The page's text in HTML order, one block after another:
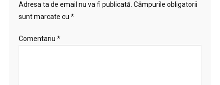
Adresa ta de email nu va fi publicată. Câmpurile obligatorii
sunt marcate cu *
Comentariu *